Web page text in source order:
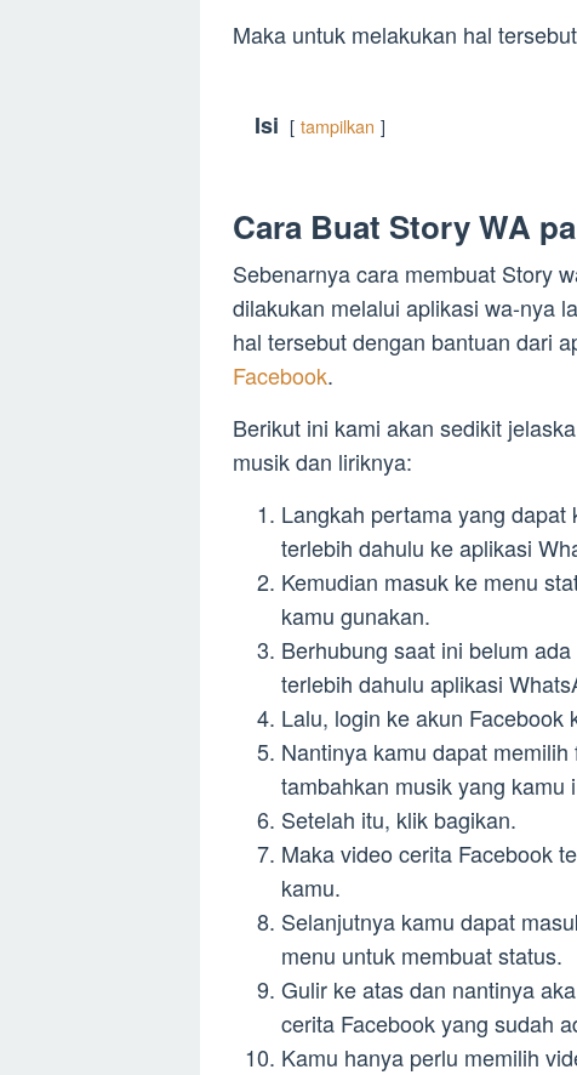
Maka untuk melakukan hal
Isi tampilkan
Cara Buat Story WA
Sebenarnya cara membuat Story
dilakukan melalui aplikasi wa-nya
hal tersebut dengan bantuan dari
Facebook.
Berikut ini kami akan sedikit
musik dan liriknya:
Langkah pertama yang
terlebih dahulu ke aplikasi
Kemudian masuk ke menu
kamu gunakan.
Berhubung saat ini belum
terlebih dahulu aplikasi
Lalu, login ke akun Facebook
Nantinya kamu dapat
tambahkan musik yang kamu
Setelah itu, klik bagikan.
Maka video cerita Facebook
kamu.
Selanjutnya kamu dapat
menu untuk membuat status.
Gulir ke atas dan nantinya
cerita Facebook yang sudah
Kamu hanya perlu memilih